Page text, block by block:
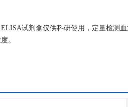
试剂盒仅供科研使用，定量检测
。